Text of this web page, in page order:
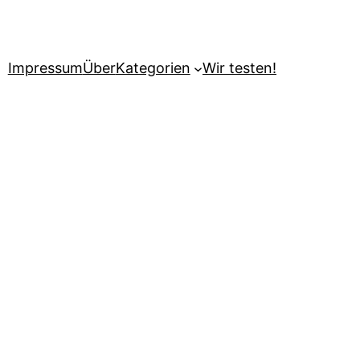
ImpressumÜberKategorien Wir testen!